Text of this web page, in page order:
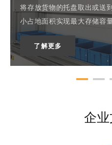
将存放货物的托盘取出或送
小占地面积实现最大存储容量
了解更多
企